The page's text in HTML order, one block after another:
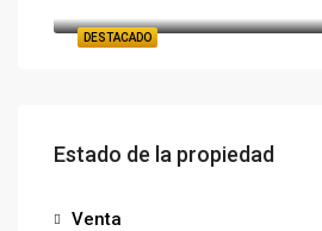
DESTACADO
Estado de la propiedad
Venta